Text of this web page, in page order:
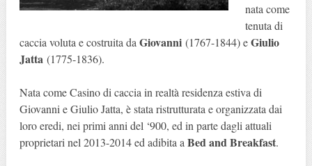
nata come
tenuta di
caccia voluta e costruita da Giovanni(1767-1844) eGiulio
Jatta (1775-1836).
Nata come Casino di caccia in realtà residenza estiva di
Giovanni e Giulio Jatta, è stata ristrutturata e organizzata dai
loro eredi, nei primi anni del ‘900, ed in parte dagli attuali
proprietari nel 2013-2014 ed adibita aBed and Breakfast.